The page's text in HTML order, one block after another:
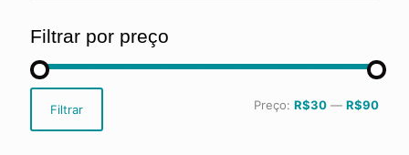
Filtrar por preço
Preço
mínimo
Preço
máximo
Filtrar Preço: R$30 — R$90